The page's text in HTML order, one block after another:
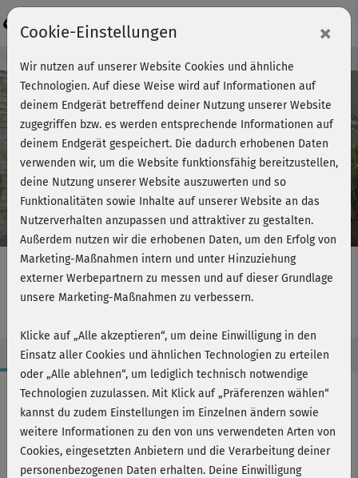
Play
Video
Kursvorschau - Jetzt mitmachen!
Augenschule - Augendruckpunkte
Workout-Facts
leicht
2 Min
2 kcal
Cookie-Einstellungen ×
Wir nutzen auf unserer Website Cookies und ähnliche
Technologien. Auf diese Weise wird auf Informationen auf
deinem Endgerät betreffend deiner Nutzung unserer Website
zugegriffen bzw. es werden entsprechende Informationen auf
deinem Endgerät gespeichert. Die dadurch erhobenen Daten
verwenden wir, um die Website funktionsfähig bereitzustellen,
deine Nutzung unserer Website auszuwerten und so
Funktionalitäten sowie Inhalte auf unserer Website an das
Nutzerverhalten anzupassen und attraktiver zu gestalten.
Außerdem nutzen wir die erhobenen Daten, um den Erfolg von
Marketing-Maßnahmen intern und unter Hinzuziehung
externer Werbepartnern zu messen und auf dieser Grundlage
unsere Marketing-Maßnahmen zu verbessern.
Klicke auf „Alle akzeptieren“, um deine Einwilligung in den
Einsatz aller Cookies und ähnlichen Technologien zu erteilen
oder „Alle ablehnen“, um lediglich technisch notwendige
Technologien zuzulassen. Mit Klick auf „Präferenzen wählen“
kannst du zudem Einstellungen im Einzelnen ändern sowie
weitere Informationen zu den von uns verwendeten Arten von
Cookies, eingesetzten Anbietern und die Verarbeitung deiner
personenbezogenen Daten erhalten. Deine Einwilligung